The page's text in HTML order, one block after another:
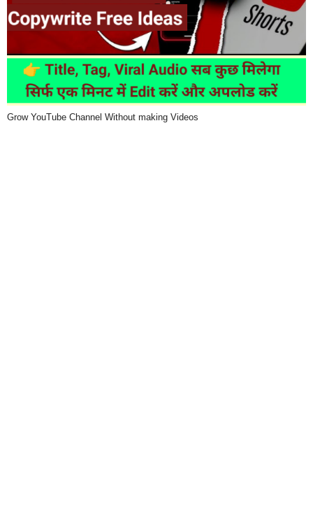
Grow YouTube Channel Without making Videos